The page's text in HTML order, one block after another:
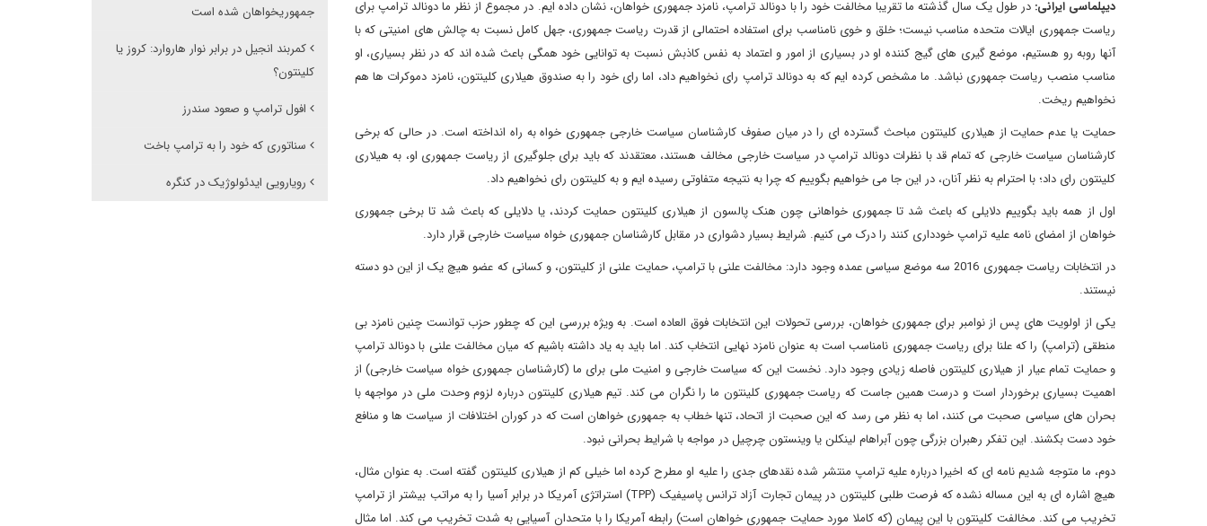
دیپلماسی ایرانی:در طول یک سال گذشته ما تقریبا مخالفت خود را با دونالد ترامپ، نامزد جمهوری خواهان، نشان داده ایم. در مجموع از نظر ما دونالد ترامپ برای
ریاست جمهوری ایالات متحده مناسب نیست؛ خلق و خوی نامناسب برای استفاده احتمالی از قدرت ریاست جمهوری، جهل کامل نسبت به چالش های امنیتی که با
آنها روبه رو هستیم، موضع گیری های گیج کننده او در بسیاری از امور و اعتماد به نفس کاذبش نسبت به توانایی خود همگی باعث شده اند که در نظر بسیاری، او
مناسب منصب ریاست جمهوری نباشد. ما مشخص کرده ایم که به دونالد ترامپ رای نخواهیم داد، اما رای خود را به صندوق هیلاری کلینتون، نامزد دموکرات ها هم
نخواهیم ریخت.
حمایت یا عدم حمایت از هیلاری کلینتون مباحث گسترده ای را در میان صفوف کارشناسان سیاست خارجی جمهوری خواه به راه انداخته است. در حالی که برخی
کارشناسان سیاست خارجی که تمام قد با نظرات دونالد ترامپ در سیاست خارجی مخالف هستند، معتقدند که باید برای جلوگیری از ریاست جمهوری او، به هیلاری
کلینتون رای داد؛ با احترام به نظر آنان، در این جا می خواهیم بگوییم که چرا به نتیجه متفاوتی رسیده ایم و به کلینتون رای نخواهیم داد.
اول از همه باید بگوییم دلایلی که باعث شد تا جمهوری خواهانی چون هنک پالسون از هیلاری کلینتون حمایت کردند، یا دلایلی که باعث شد تا برخی جمهوری
خواهان از امضای نامه علیه ترامپ خودداری کنند را درک می کنیم. شرایط بسیار دشواری در مقابل کارشناسان جمهوری خواه سیاست خارجی قرار دارد.
در انتخابات ریاست جمهوری 2016 سه موضع سیاسی عمده وجود دارد: مخالفت علنی با ترامپ، حمایت علنی از کلینتون، و کسانی که عضو هیچ یک از این دو دسته
نیستند.
یکی از اولویت های پس از نوامبر برای جمهوری خواهان، بررسی تحولات این انتخابات فوق العاده است. به ویژه بررسی این که چطور حزب توانست چنین نامزد بی
منطقی (ترامپ) را که علنا برای ریاست جمهوری نامناسب است به عنوان نامزد نهایی انتخاب کند. اما باید به یاد داشته باشیم که میان مخالفت علنی با دونالد ترامپ
و حمایت تمام عیار از هیلاری کلینتون فاصله زیادی وجود دارد. نخست این که سیاست خارجی و امنیت ملی برای ما (کارشناسان جمهوری خواه سیاست خارجی) از
اهمیت بسیاری برخوردار است و درست همین جاست که ریاست جمهوری کلینتون ما را نگران می کند. تیم هیلاری کلینتون درباره لزوم وحدت ملی در مواجهه با
بحران های سیاسی صحبت می کنند، اما به نظر می رسد که این صحبت از اتحاد، تنها خطاب به جمهوری خواهان است که در کوران اختلافات از سیاست ها و منافع
خود دست بکشند. این تفکر رهبران بزرگی چون آبراهام لینکلن یا وینستون چرچیل در مواجه با شرایط بحرانی نبود.
دوم، ما متوجه شدیم نامه ای که اخیرا درباره علیه ترامپ منتشر شده نقدهای جدی را علیه او مطرح کرده اما خیلی کم از هیلاری کلینتون گفته است. به عنوان مثال،
هیچ اشاره ای به این مساله نشده که فرصت طلبی کلینتون در پیمان تجارت آزاد ترانس پاسیفیک (TPP)استراتژی آمریکا در برابر آسیا را به مراتب بیشتر از ترامپ
تخریب می کند. مخالفت کلینتون با این پیمان (که کاملا مورد حمایت جمهوری خواهان است) رابطه آمریکا را با متحدان آسیایی به شدت تخریب می کند. اما مثال
جمهوریخواهان شده است
کمربند انجیل در برابر نوار هاروارد: کروز یا
کلینتون؟
افول ترامپ و صعود سندرز
سناتوری که خود را به ترامپ باخت
رویارویی ایدئولوژیک در کنگره